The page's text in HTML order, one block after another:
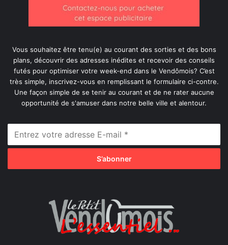
Vous souhaitez être tenu(e) au courant des sorties et des bons
plans, découvrir des adresses inédites et recevoir des conseils
futés pour optimiser votre week-end dans le Vendômois? C’est
très simple, inscrivez-vous en remplissant le formulaire ci-contre.
Une façon simple de se tenir au courant et de ne rater aucune
opportunité de s'amuser dans notre belle ville et alentour.